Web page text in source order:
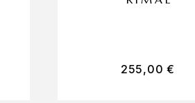
255,00€